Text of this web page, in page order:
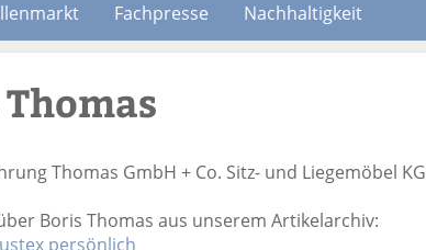
Fachpresse
Nachhaltigkeit
Thomas GmbH + Co. Sitz- und Liegemöbel KG
Boris Thomas aus unserem Artikelarchiv:
persönlich